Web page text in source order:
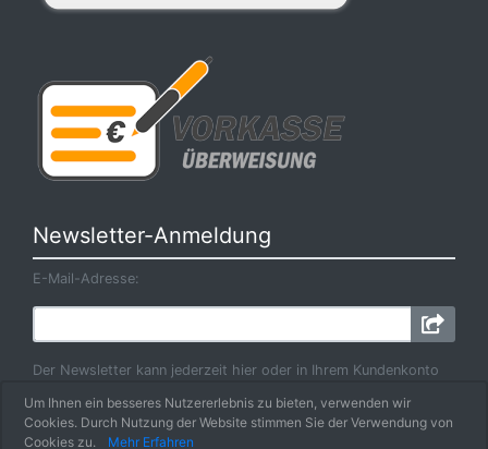
Newsletter-Anmeldung
E-Mail-Adresse:
Der Newsletter kann jederzeit hier oder in Ihrem Kundenkonto
Um Ihnen ein besseres Nutzererlebnis zu bieten, verwenden wir
Cookies. Durch Nutzung der Website stimmen Sie der Verwendung von
Cookies zu.
Mehr Erfahren